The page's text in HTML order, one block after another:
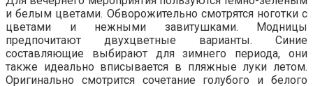
и белым цветами. Обворожительно смотрятся ноготки с
цветами и нежными завитушками. Модницы
предпочитают двухцветные варианты. Синие
составляющие выбирают для зимнего периода, они
также идеально вписывается в пляжные луки летом.
Оригинально смотрится сочетание голубого и белого